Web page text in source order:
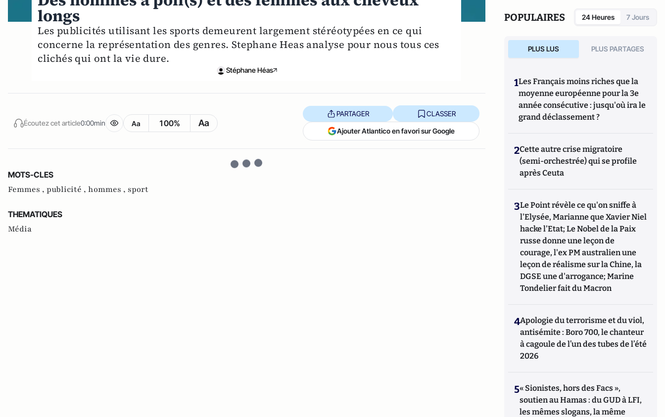
longs
Les publicités utilisant les sports demeurent largement stéréotypées en ce qui
concerne la représentation des genres. Stephane Heas analyse pour nous tous ces
clichés qui ont la vie dure.
Stéphane Héas
Écoutez cet article0:00min Aa 100% Aa
PARTAGER CLASSER
Ajouter Atlantico en favori sur Google
MOTS-CLES
Femmes , publicité , hommes , sport
THEMATIQUES
Média
également contribué au livre
Anthropologie,
mythologies et Histoire de la chevelure et de
Hélène Delavaud-Roux.
POPULAIRES 24 Heures 7 Jours
PLUS LUS PLUS PARTAGES
1Les Français moins riches que la
moyenne européenne pour la 3e
année consécutive : jusqu'où ira le
grand déclassement ?
2Cette autre crise migratoire
(semi-orchestrée) qui se profile
après Ceuta
3Le Point révèle ce qu'on sniffe à
l'Elysée, Marianne que Xavier Niel
hacke l'Etat; Le Nobel de la Paix
russe donne une leçon de
courage, l'ex PM australien une
leçon de réalisme sur la Chine, la
DGSE une d'arrogance; Marine
Tondelier fait du Macron
4Apologie du terrorisme et du viol,
antisémite : Boro 700, le chanteur
à cagoule de l’un des tubes de l’été
2026
5« Sionistes, hors des Facs »,
soutien au Hamas : du GUD à LFI,
les mêmes slogans, la même